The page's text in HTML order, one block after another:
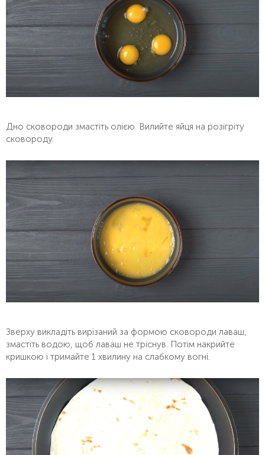
Дно сковороди змастіть олією. Вилийте яйця на розігріту
сковороду.
Зверху викладіть вирізаний за формою сковороди лаваш,
змастіть водою, щоб лаваш не тріснув. Потім накрийте
кришкою і тримайте 1 хвилину на слабкому вогні.